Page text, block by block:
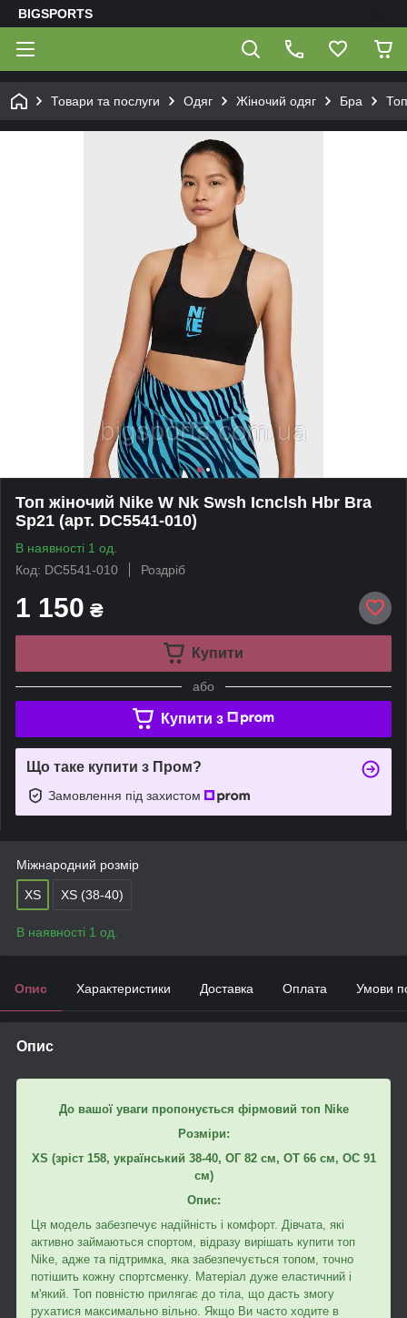
BIGSPORTS
Товари та послуги Одяг Жіночий одяг Бра
Топ жіночий Nike W Nk Swsh Icnclsh Hbr Bra
Sp21 (арт. DC5541-010)
В наявності 1 од.
Код: DC5541-010
Роздріб
1 150 ₴
Купити
або
Купити з
Що таке купити з Пром?
Замовлення під захистом
Міжнародний розмір
XS XS (38-40)
В наявності 1 од.
Опис Характеристики Доставка Оплата Умови
Опис
До вашої уваги пропонується фірмовий топ Nike
Розміри:
XS (зріст 158, український 38-40, ОГ 82 см, ОТ 66 см, ОС 91
см)
Опис:
Ця модель забезпечує надійність і комфорт. Дівчата, які
активно займаються спортом, відразу вирішать купити топ
Nike, адже та підтримка, яка забезпечується топом, точно
потішить кожну спортсменку. Матеріал дуже еластичний і
м'який. Топ повністю прилягає до тіла, що дасть змогу
рухатися максимально вільно. Якщо Ви часто ходите в